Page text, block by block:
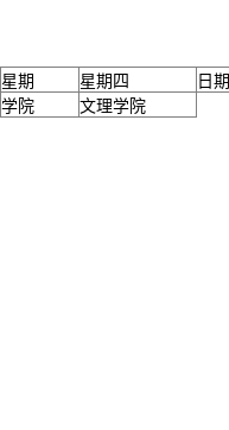
星期 星期四 日期
学院
文理学院